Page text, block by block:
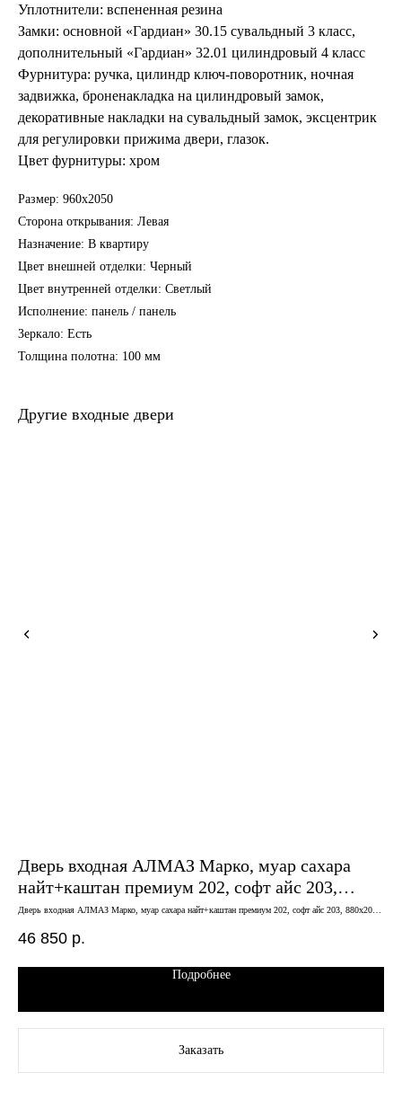
Уплотнители: вспененная резина
Замки: основной «Гардиан» 30.15 сувальдный 3 класс,
дополнительный «Гардиан» 32.01 цилиндровый 4 класс
Фурнитура: ручка, цилиндр ключ-поворотник, ночная
задвижка, броненакладка на цилиндровый замок,
декоративные накладки на сувальдный замок, эксцентрик
для регулировки прижима двери, глазок.
Цвет фурнитуры: хром
Размер: 960х2050
Сторона открывания: Левая
Назначение: В квартиру
Цвет внешней отделки: Черный
Цвет внутренней отделки: Светлый
Исполнение: панель / панель
Зеркало: Есть
Толщина полотна: 100 мм
Другие входные двери
Дверь входная АЛМАЗ Марко, муар сахара
найт+каштан премиум 202, софт айс 203,
880х2050 левая
Дверь входная АЛМАЗ Марко, муар сахара найт+каштан премиум 202, софт айс 203, 880х2050
46 850 р.
Подробнее
Заказать